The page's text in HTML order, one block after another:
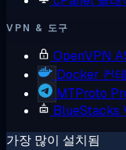
VPN & 도구
OpenVPN
Docker 컨
MTProto
BlueStacks
가장 많이 설치됨